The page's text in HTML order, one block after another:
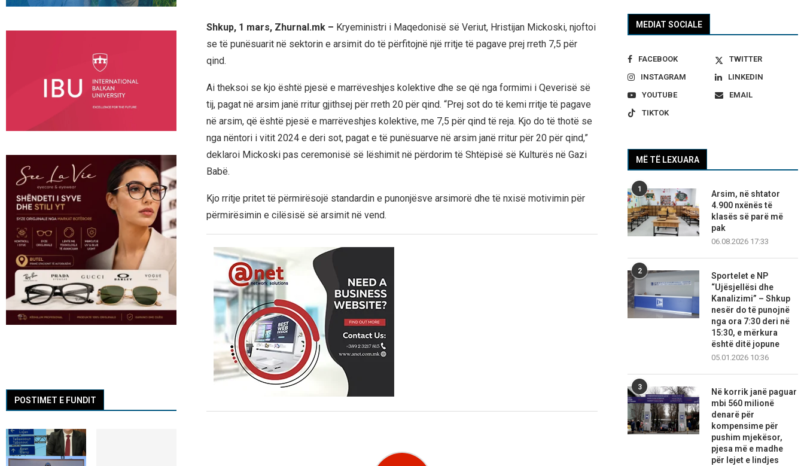
Shkup, 1 mars, Zhurnal.mk – Kryeministri i Maqedonisë së Veriut, Hristijan Mickoski, njoftoi
se të punësuarit në sektorin e arsimit do të përfitojnë një rritje të pagave prej rreth 7,5 për
qind.
Ai theksoi se kjo është pjesë e marrëveshjes kolektive dhe se që nga formimi i Qeverisë së
tij, pagat në arsim janë rritur gjithsej për rreth 20 për qind. “Prej sot do të kemi rritje të pagave
në arsim, që është pjesë e marrëveshjes kolektive, me 7,5 për qind të reja. Kjo do të thotë se
nga nëntori i vitit 2024 e deri sot, pagat e të punësuarve në arsim janë rritur për 20 për qind,”
deklaroi Mickoski pas ceremonisë së lëshimit në përdorim të Shtëpisë së Kulturës në Gazi
Babë.
Kjo rritje pritet të përmirësojë standardin e punonjësve arsimorë dhe të nxisë motivimin për
përmirësimin e cilësisë së arsimit në vend.
MEDIAT SOCIALE
FACEBOOK
TWITTER
INSTAGRAM
LINKEDIN
YOUTUBE
EMAIL
TIKTOK
MË TË LEXUARA
1
Arsim, në shtator
4.900 nxënës të
klasës së parë më
pak
06.08.2026 17:33
2
Sportelet e NP
“Ujësjellësi dhe
Kanalizimi” – Shkup
nesër do të punojnë
nga ora 7:30 deri në
15:30, e mërkura
është ditë jopune
05.01.2026 10:36
3
Në korrik janë paguar
mbi 560 milionë
denarë për
kompensime për
pushim mjekësor,
pjesa më e madhe
për lejet e lindjes
POSTIMET E FUNDIT